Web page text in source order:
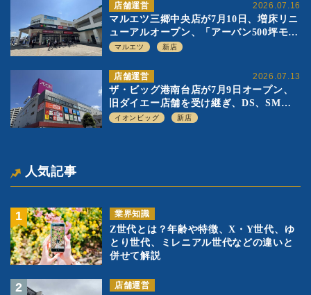
2026.07.16
店舗運営
マルエツ三郷中央店が7月10日、増床リニ
ューアルオープン、「アーバン500坪モデ
ル」の実験を集大成、駅前立地受け、寿
マルエツ 新店
2026.07.13
店舗運営
ザ・ビッグ港南台店が7月9日オープン、
旧ダイエー店舗を受け継ぎ、DS、SM激
戦区にイオンビッグが出店へ
イオンビッグ 新店
人気記事
業界知識
Z世代とは？年齢や特徴、X・Y世代、ゆ
とり世代、ミレニアル世代などの違いと
併せて解説
店舗運営